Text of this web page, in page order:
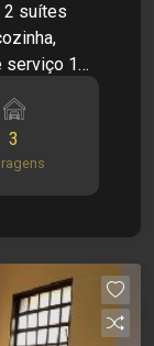
2 suítes
serviço 1
3